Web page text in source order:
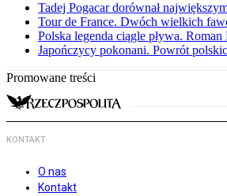
Tadej Pogacar dorównał
Tour de France. Dwóch wielkich
Polska legenda ciągle pływa.
Japończycy pokonani. Powrót
Promowane treści
KONTAKT
O nas
Kontakt